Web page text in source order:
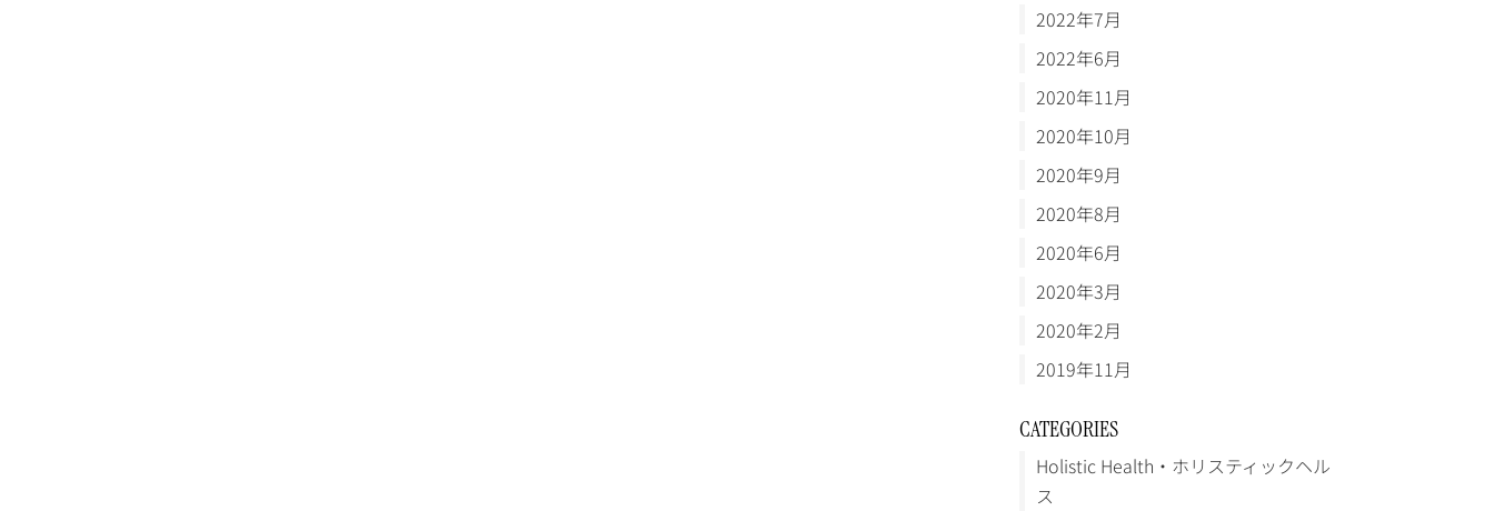
2022年7月
2022年6月
2020年11月
2020年10月
2020年9月
2020年8月
2020年6月
2020年3月
2020年2月
2019年11月
CATEGORIES
Holistic Health・ホリスティックヘル
ス